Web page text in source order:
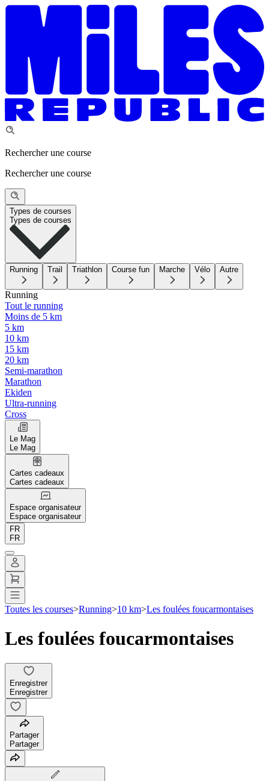
Rechercher une course
Rechercher une course
Types de courses
Types de courses
Running Trail Triathlon Course fun Marche Vélo Autre
Running
Tout le running
Moins de 5 km
5 km
10 km
15 km
20 km
Semi-marathon
Marathon
Ekiden
Ultra-running
Cross
Le Mag
Le Mag
Cartes cadeaux
Cartes cadeaux
Espace organisateur
Espace organisateur
FR
FR
Toutes les courses>Running>10 km>Les foulées foucarmontaises
Les foulées foucarmontaises
Enregistrer
Enregistrer
Partager
Partager